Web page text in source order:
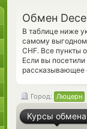
Обмен
В таблице ниже
самому
CHF. Все пункты
Если вы
рассказывающее
Город: Люцерн
Курсы обмена